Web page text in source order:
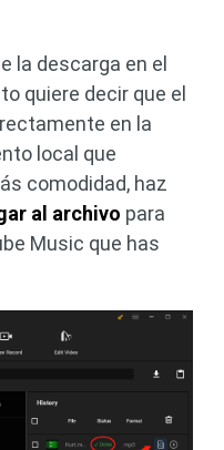
la descarga en el
quiere decir que el
en la
local que
comodidad, haz
al archivo para
Music que has